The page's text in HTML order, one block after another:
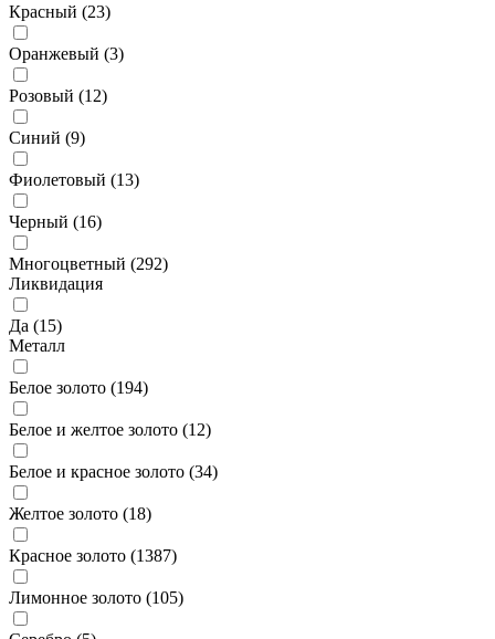
Красный (23)
Оранжевый (3)
Розовый (12)
Синий (9)
Фиолетовый (13)
Черный (16)
Многоцветный (292)
Ликвидация
Да (15)
Металл
Белое золото (194)
Белое и желтое золото (12)
Белое и красное золото (34)
Желтое золото (18)
Красное золото (1387)
Лимонное золото (105)